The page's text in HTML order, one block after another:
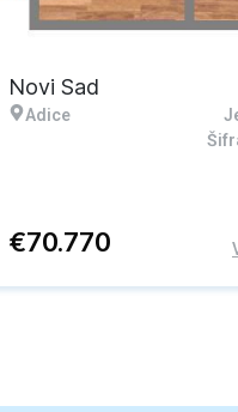
Novi Sad
Adice
€70.770